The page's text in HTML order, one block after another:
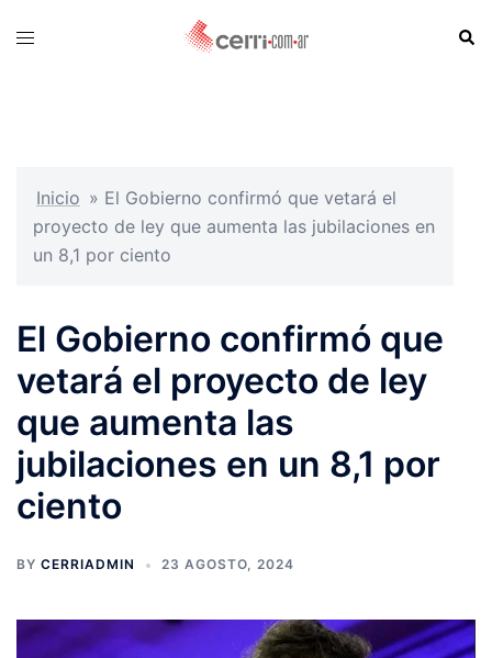
Toggle
Inicio » El Gobierno confirmó que vetará el
proyecto de ley que aumenta las jubilaciones en
un 8,1 por ciento
El Gobierno confirmó que
vetará el proyecto de ley
que aumenta las
jubilaciones en un 8,1 por
ciento
BY CERRIADMIN 23 AGOSTO, 2024